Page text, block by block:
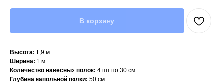
В корзину
Высота: 1,9 м
Ширина: 1 м
Количество навесных полок: 4 шт по 30 см
Глубина напольной полки: 50 см